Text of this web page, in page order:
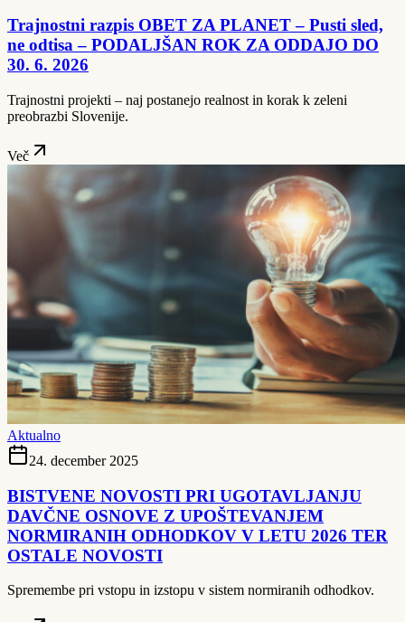
Trajnostni razpis OBET ZA PLANET – Pusti sled,
ne odtisa – PODALJŠAN ROK ZA ODDAJO DO
30. 6. 2026
Trajnostni projekti – naj postanejo realnost in korak k zeleni
preobrazbi Slovenije.
Več
Aktualno
24. december 2025
BISTVENE NOVOSTI PRI UGOTAVLJANJU
DAVČNE OSNOVE Z UPOŠTEVANJEM
NORMIRANIH ODHODKOV V LETU 2026 TER
OSTALE NOVOSTI
Spremembe pri vstopu in izstopu v sistem normiranih odhodkov.